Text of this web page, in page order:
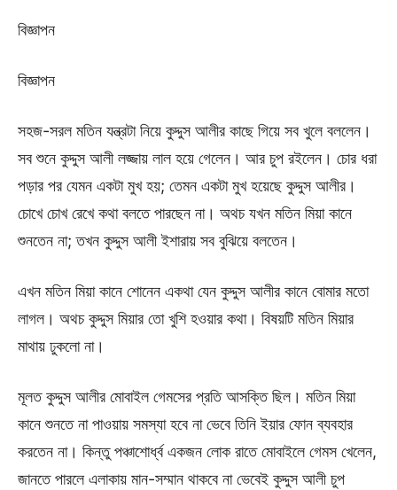
বিজ্ঞাপন
বিজ্ঞাপন
সহজ-সরল মতিন যন্ত্রটা নিয়ে কুদ্দুস আলীর কাছে গিয়ে সব খুলে বললেন।
সব শুনে কুদ্দুস আলী লজ্জায় লাল হয়ে গেলেন। আর চুপ রইলেন। চোর ধরা
পড়ার পর যেমন একটা মুখ হয়; তেমন একটা মুখ হয়েছে কুদ্দুস আলীর।
চোখে চোখ রেখে কথা বলতে পারছেন না। অথচ যখন মতিন মিয়া কানে
শুনতেন না; তখন কুদ্দুস আলী ইশারায় সব বুঝিয়ে বলতেন।
এখন মতিন মিয়া কানে শোনেন একথা যেন কুদ্দুস আলীর কানে বোমার মতো
লাগল। অথচ কুদ্দুস মিয়ার তো খুশি হওয়ার কথা। বিষয়টি মতিন মিয়ার
মাথায় ঢুকলো না।
মূলত কুদ্দুস আলীর মোবাইল গেমসের প্রতি আসক্তি ছিল। মতিন মিয়া
কানে শুনতে না পাওয়ায় সমস্যা হবে না ভেবে তিনি ইয়ার ফোন ব্যবহার
করতেন না। কিন্তু পঞ্চাশোর্ধ্ব একজন লোক রাতে মোবাইলে গেমস খেলেন,
জানতে পারলে এলাকায় মান-সম্মান থাকবে না ভেবেই কুদ্দুস আলী চুপ